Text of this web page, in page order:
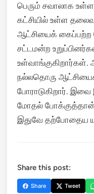
பெரும் சவாலாக
கட்சியில் உள்ள
ஆட்சியைக் கைப்பற்ற
சட்டமன்ற
நல்லதொரு
போராடுகிறார்.
மோதல் போக்குத்தான்
இதுவே தற்போதைய
Share this post:
Share Tweet